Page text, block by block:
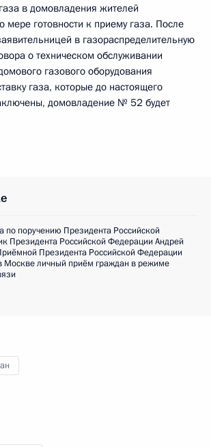
в домовладения жителей
мере готовности к приему газа. После
в газораспределительную
о техническом обслуживании
газового оборудования
газа, которые до настоящего
домовладение № 52 будет
по поручению Президента Российской
Президента Российской Федерации Андрей
Президента Российской Федерации
Москве личный приём граждан в режиме